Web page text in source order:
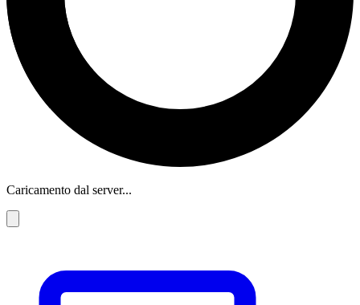
Caricamento dal server...